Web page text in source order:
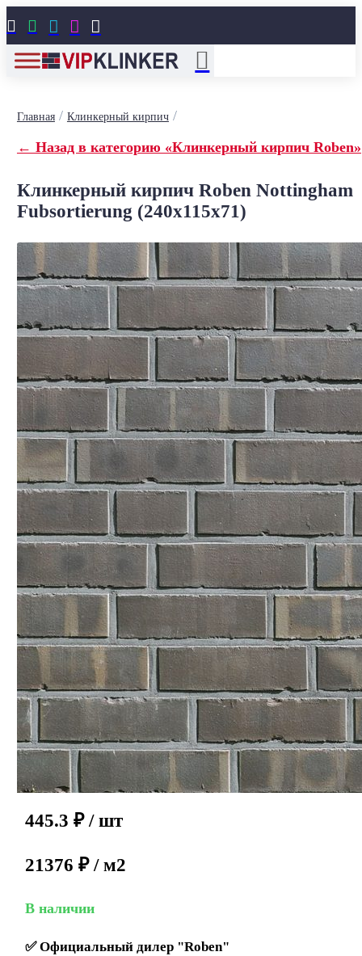
    
Главная/ Клинкерный кирпич/
← Назад в категорию «Клинкерный кирпич Roben»
Клинкерный кирпич Roben Nottingham
Fubsortierung (240x115x71)
445.3 ₽ / шт
21376 ₽ / м2
В наличии
✅Официальный дилер "Roben"